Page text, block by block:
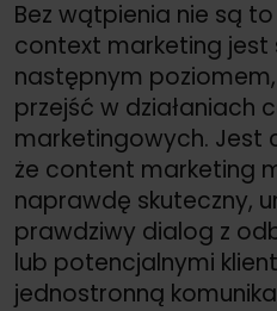
Bez wątpienia nie są
context marketing jest
następnym
przejść w działaniach
marketingowych. Jest
że content marketing
naprawdę skuteczny,
prawdziwy dialog z
lub potencjalnymi
jednostronną